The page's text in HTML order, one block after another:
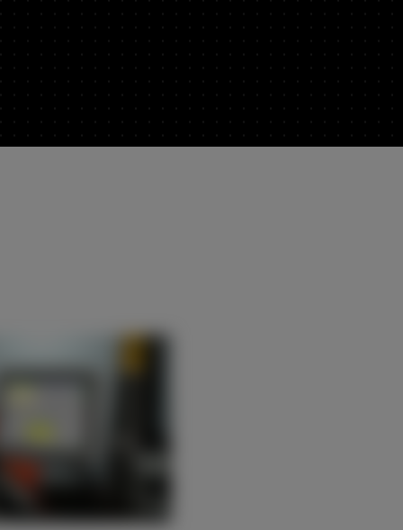
Central Europe (Deutsch)
Deutschland (Deutsch)
España (Español)